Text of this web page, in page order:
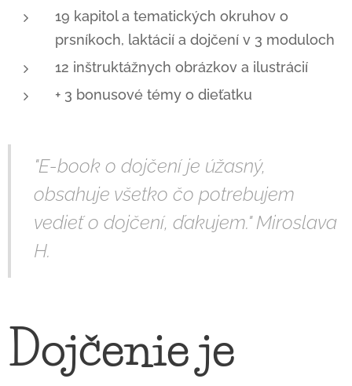
19 kapitol a tematických okruhov o
prsníkoch, laktácií a dojčení v 3 moduloch
12 inštruktážnych obrázkov a ilustrácií
+ 3 bonusové témy o dieťatku
"E-book o dojčení je úžasný,
obsahuje všetko čo potrebujem
vedieť o dojčení, ďakujem." Miroslava
H.
Dojčenie je